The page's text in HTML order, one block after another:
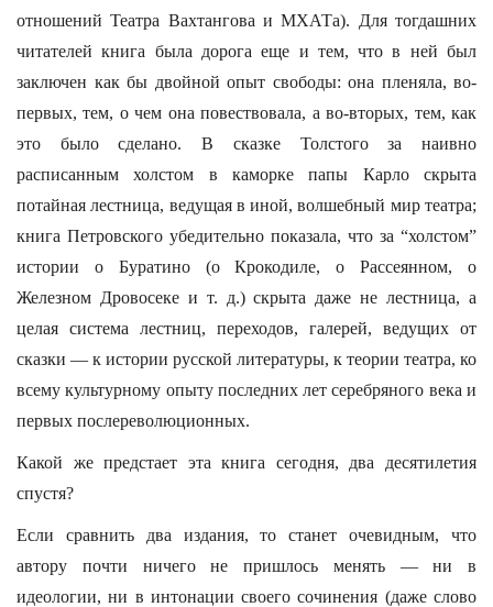
отношений Театра Вахтангова и МХАТа). Для тогдашних
читателей книга была дорога еще и тем, что в ней был
заключен как бы двойной опыт свободы: она пленяла, во-
первых, тем, о чем она повествовала, а во-вторых, тем, как
это было сделано. В сказке Толстого за наивно
расписанным холстом в каморке папы Карло скрыта
потайная лестница, ведущая в иной, волшебный мир театра;
книга Петровского убедительно показала, что за “холстом”
истории о Буратино (о Крокодиле, о Рассеянном, о
Железном Дровосеке и т. д.) скрыта даже не лестница, а
целая система лестниц, переходов, галерей, ведущих от
сказки — к истории русской литературы, к теории театра, ко
всему культурному опыту последних лет серебряного века и
первых послереволюционных.
Какой же предстает эта книга сегодня, два десятилетия
спустя?
Если сравнить два издания, то станет очевидным, что
автору почти ничего не пришлось менять — ни в
идеологии, ни в интонации своего сочинения (даже слово